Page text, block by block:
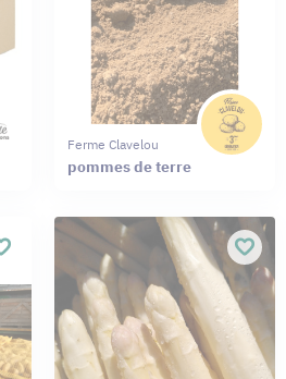
Ferme Clavelou
pommes de terre